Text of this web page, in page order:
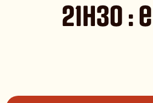
21h30 :